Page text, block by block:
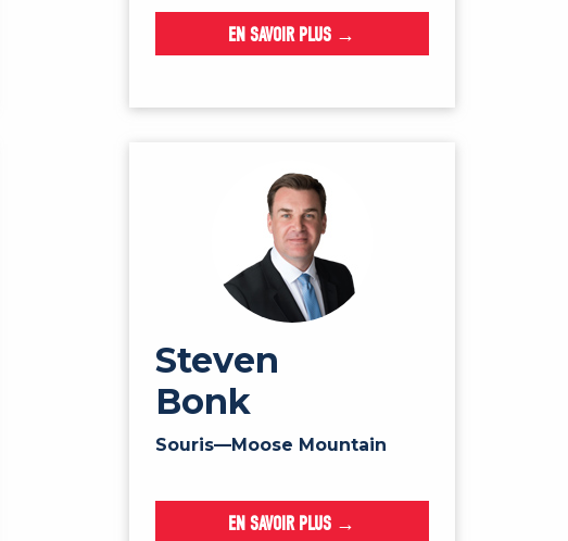
EN SAVOIR PLUS →
Steven
Bonk
Souris—Moose Mountain
EN SAVOIR PLUS →